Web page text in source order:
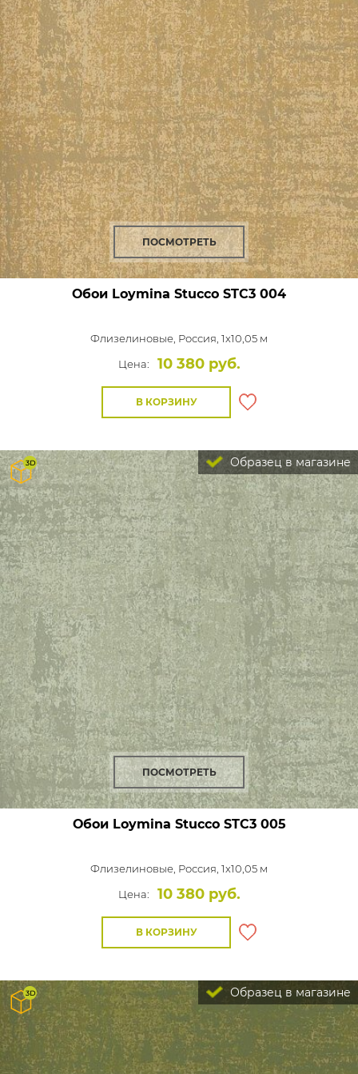
ПОСМОТРЕТЬ
Обои Loymina Stucco STC3 004
Флизелиновые, Россия, 1x10,05 м
Цена:
10 380 руб.
В КОРЗИНУ
Образец в магазине
ПОСМОТРЕТЬ
Обои Loymina StuccoSTC3 005
Флизелиновые, Россия, 1x10,05 м
Цена:
10 380 руб.
В КОРЗИНУ
Образец в магазине